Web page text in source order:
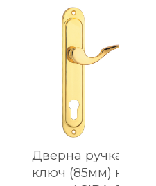
Дверна ручка під
ключ (85мм) на